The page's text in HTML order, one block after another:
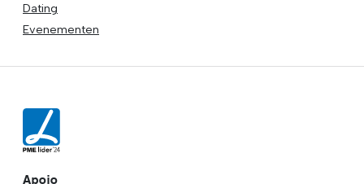
Dating
Evenementen
Apoio